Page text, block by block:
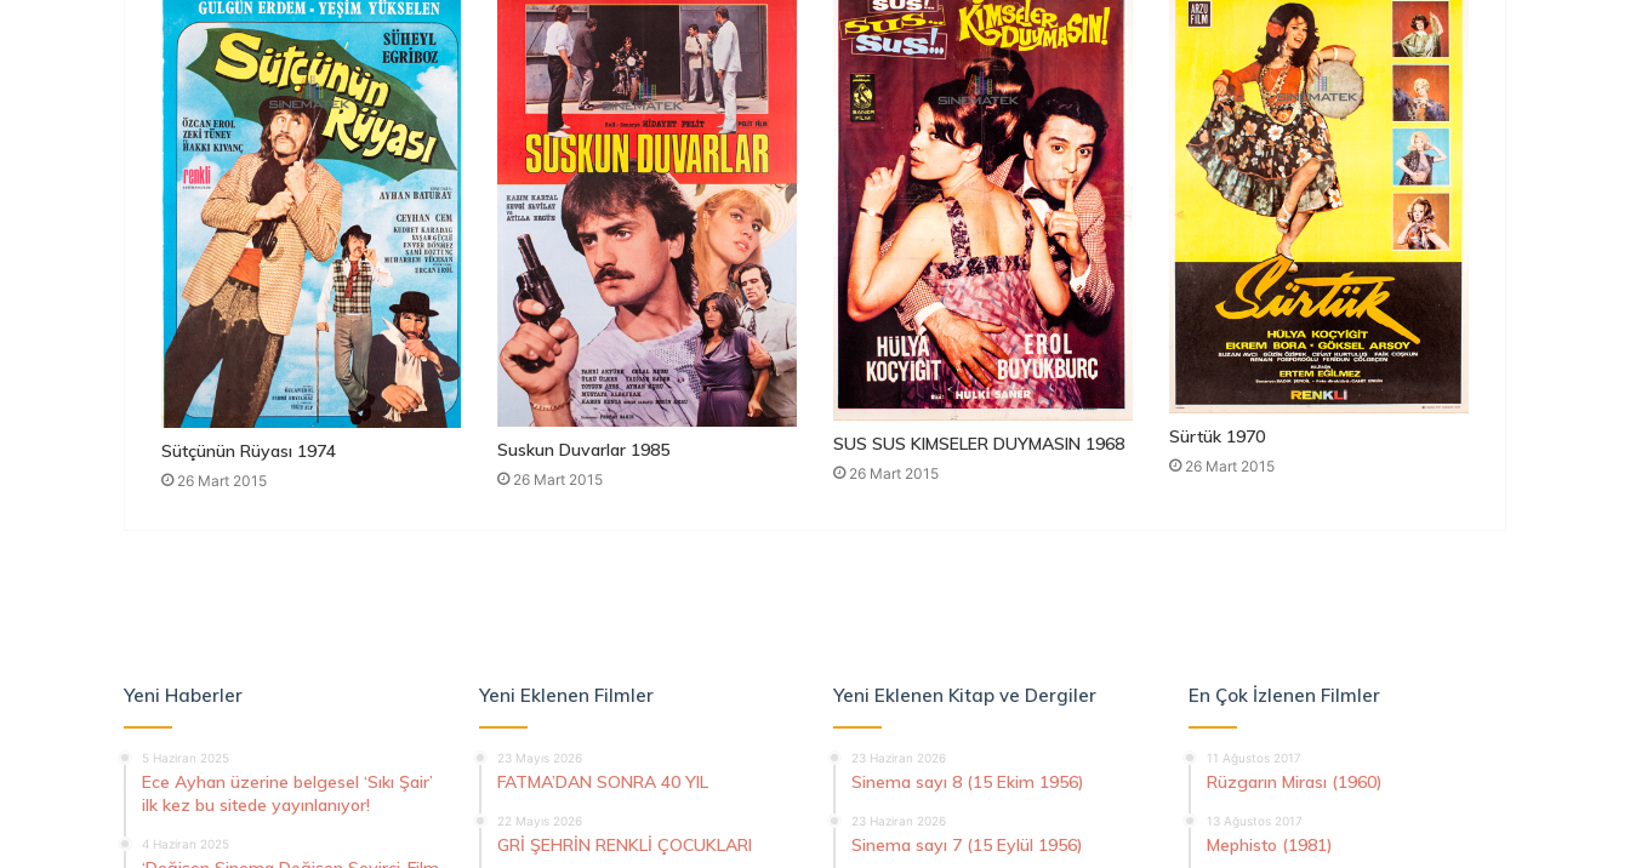
Sütçünün Rüyası 1974
26 Mart 2015
Suskun Duvarlar 1985
26 Mart 2015
SUS SUS KIMSELER DUYMASIN 1968
26 Mart 2015
Sürtük 1970
26 Mart 2015
Yeni Haberler
5 Haziran 2025
Ece Ayhan üzerine belgesel ‘Sıkı Şair’
ilk kez bu sitede yayınlanıyor!
4 Haziran 2025
Yeni Eklenen Filmler
23 Mayıs 2026
FATMA’DAN SONRA 40 YIL
22 Mayıs 2026
GRİ ŞEHRİN RENKLİ ÇOCUKLARI
Yeni Eklenen Kitap ve Dergiler
23 Haziran 2026
Sinema sayı 8 (15 Ekim 1956)
23 Haziran 2026
Sinema sayı 7 (15 Eylül 1956)
En Çok İzlenen Filmler
11 Ağustos 2017
Rüzgarın Mirası (1960)
13 Ağustos 2017
Mephisto (1981)